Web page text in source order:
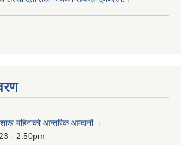
महिनाको आन्तरिक आम्दानी ।
- 2:50pm